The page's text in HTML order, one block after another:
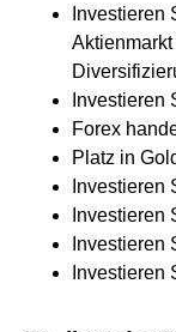
Investieren
Investieren
Forex
Platz in
Investieren
Investieren
Investieren
Investieren